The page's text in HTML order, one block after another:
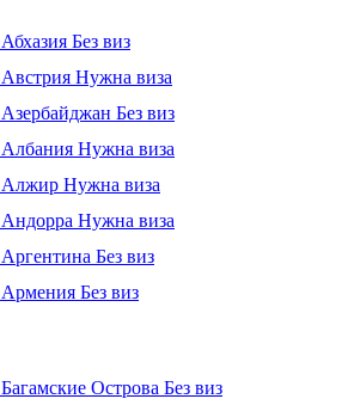
Абхазия Без виз
Австрия Нужна виза
Азербайджан Без виз
Албания Нужна виза
Алжир Нужна виза
Андорра Нужна виза
Аргентина Без виз
Армения Без виз
Багамские Острова Без виз